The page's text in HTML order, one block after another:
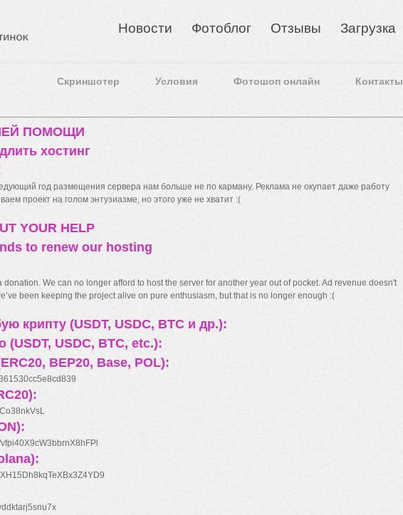
Новости Фотоблог Отзывы Загрузка
Скриншотер Условия Фотошоп онлайн Контакты
ПОМОЩИ
хостинг
год размещения сервера нам больше не по карману. Реклама не окупает даже работу
проект на голом энтузиазме, но этого уже не хватит :(
YOUR HELP
to renew our hosting
donation. We can no longer afford to host the server for another year out of pocket. Ad revenue doesn't
been keeping the project alive on pure enthusiasm, but that is no longer enough :(
крипту (USDT, USDC, BTC и др.):
(USDT, USDC, BTC, etc.):
BEP20, Base, POL):